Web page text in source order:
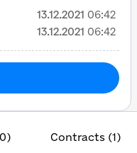
Contracts (1)
13.12.2021 06:42
13.12.2021 06:42